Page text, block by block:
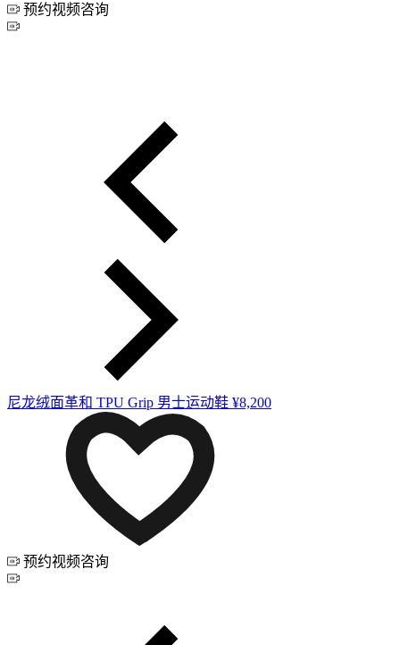
预约视频咨询
尼龙绒面革和 TPU Grip 男士运动鞋 ¥8,200
预约视频咨询